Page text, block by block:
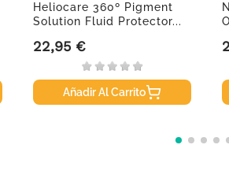
Heliocare 360º Pigment
Solution Fluid Protector...
Precio
22,95 €
Añadir Al Carrito